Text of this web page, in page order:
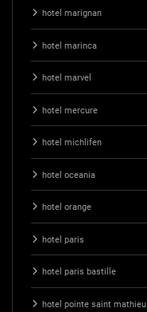
hotel marignan
hotel marinca
hotel marvel
hotel mercure
hotel michlifen
hotel oceania
hotel orange
hotel paris
hotel paris bastille
hotel pointe saint mathieu